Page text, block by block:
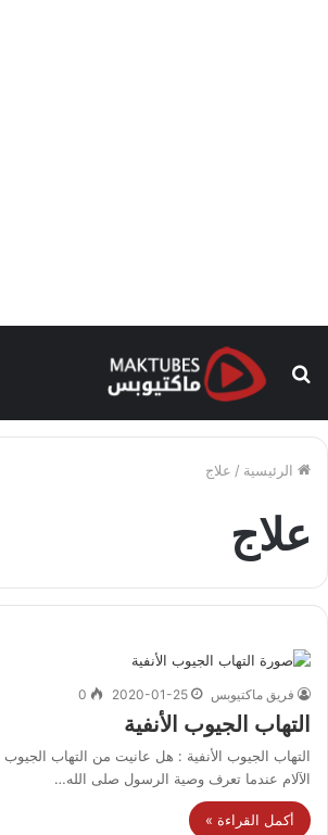
بحث
الرئيسية / علاج
علاج
فريق ماكتيوبس 2020-01-25
0
التهاب الجيوب الأنفية
التهاب الجيوب الأنفية : هل عانيت من التهاب الجيوب
الآلام عندما تعرف وصية الرسول صلى الله…
أكمل القراءة »